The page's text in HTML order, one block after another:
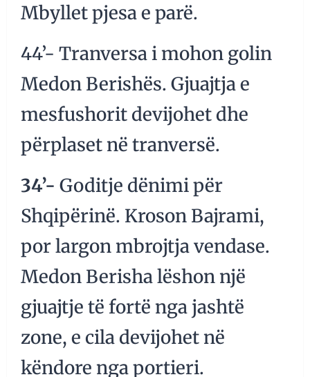
Mbyllet pjesa e parë.
44’- Tranversa i mohon golin
Medon Berishës. Gjuajtja e
mesfushorit devijohet dhe
përplaset në tranversë.
34’- Goditje dënimi për
Shqipërinë. Kroson Bajrami,
por largon mbrojtja vendase.
Medon Berisha lëshon një
gjuajtje të fortë nga jashtë
zone, e cila devijohet në
këndore nga portieri.